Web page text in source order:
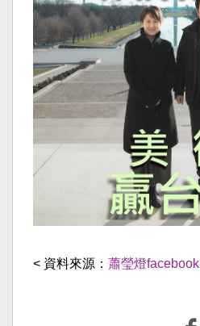
< 資料來源： 蕭瑩燈facebook